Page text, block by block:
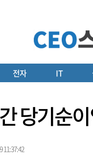
전자 IT
당기순
11:37:42